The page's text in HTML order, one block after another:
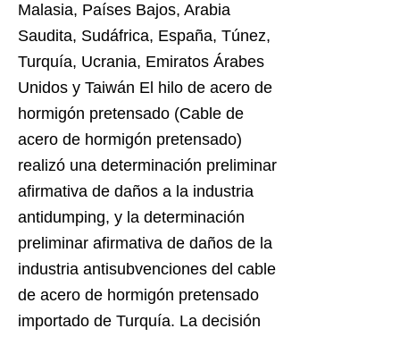
Malasia, Países Bajos, Arabia
Saudita, Sudáfrica, España, Túnez,
Turquía, Ucrania, Emiratos Árabes
Unidos y Taiwán El hilo de acero de
hormigón pretensado (Cable de
acero de hormigón pretensado)
realizó una determinación preliminar
afirmativa de daños a la industria
antidumping, y la determinación
preliminar afirmativa de daños de la
industria antisubvenciones del cable
de acero de hormigón pretensado
importado de Turquía. La decisión